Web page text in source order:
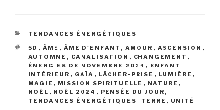
CATÉGORIES
TENDANCES ÉNERGÉTIQUES
ÉTIQUETTES
5D , ÂME , ÂME D'ENFANT , AMOUR , ASCENSION ,
AUTOMNE , CANALISATION , CHANGEMENT ,
ÉNERGIES DE NOVEMBRE 2024 , ENFANT
INTÉRIEUR , GAÏA , LÂCHER-PRISE , LUMIÈRE ,
MAGIE , MISSION SPIRITUELLE , NATURE ,
NOËL , NOËL 2024 , PENSÉE DU JOUR ,
TENDANCES ÉNERGÉTIQUES , TERRE , UNITÉ